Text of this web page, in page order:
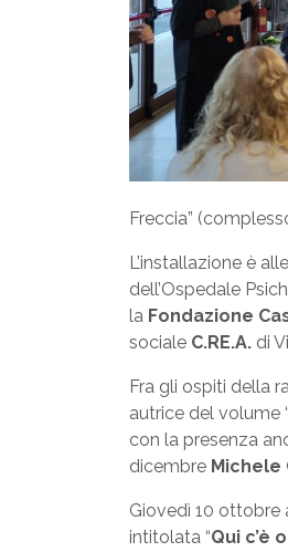
Freccia”
L’installazione è
dell’Ospedale
la Fondazione
sociale C.RE.A. di
Fra gli ospiti della
autrice del volume “
con la presenza
dicembre Michele
Giovedì 10 ottobre
intitolata “Qui c’è